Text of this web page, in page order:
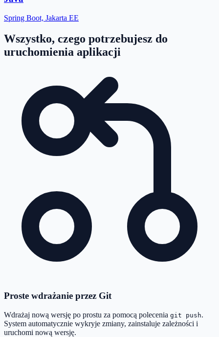
Spring Boot, Jakarta EE
Wszystko, czego potrzebujesz do
uruchomienia aplikacji
Proste wdrażanie przez Git
Wdrażaj nową wersję po prostu za pomocą polecenia git push.
System automatycznie wykryje zmiany, zainstaluje zależności i
uruchomi nową wersję.